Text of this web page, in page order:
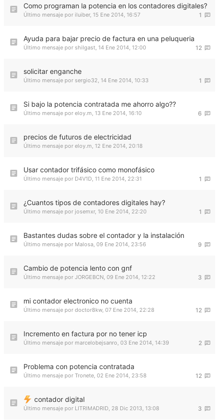
Como programan la potencia en los contadores digitales?
1
Último mensaje por iluiber, 15 Ene 2014, 16:57
Ayuda para bajar precio de factura en una peluqueria
12
Último mensaje por shilgast, 14 Ene 2014, 12:00
solicitar enganche
1
Último mensaje por sergio32, 14 Ene 2014, 10:33
Si bajo la potencia contratada me ahorro algo??
6
Último mensaje por eloy.m, 13 Ene 2014, 16:10
precios de futuros de electricidad
Último mensaje por eloy.m, 12 Ene 2014, 20:18
Usar contador trifásico como monofásico
1
Último mensaje por D4V1D, 11 Ene 2014, 22:31
¿Cuantos tipos de contadores digitales hay?
1
Último mensaje por josemxr, 10 Ene 2014, 22:20
Bastantes dudas sobre el contador y la instalación
9
Último mensaje por Malosa, 09 Ene 2014, 23:56
Cambio de potencia lento con gnf
3
Último mensaje por JORGEBCN, 09 Ene 2014, 12:22
mi contador electronico no cuenta
12
Último mensaje por doctor8kw, 07 Ene 2014, 22:28
Incremento en factura por no tener icp
2
Último mensaje por marcelobejsanro, 03 Ene 2014, 14:39
Problema con potencia contratada
12
Último mensaje por Tronete, 02 Ene 2014, 23:58
contador digital
3
Último mensaje por LITRIMADRID, 28 Dic 2013, 13:08